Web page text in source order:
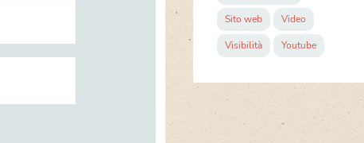
Sito web Video
Visibilità Youtube